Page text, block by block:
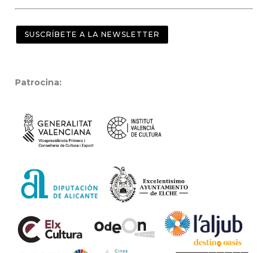
SUSCRÍBETE A LA NEWSLETTER
Patrocina: